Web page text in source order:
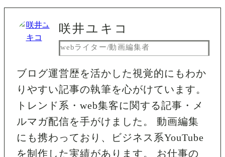
咲井ユキコ
webライター/動画編集者
ブログ運営歴を活かした視覚的にもわか
りやすい記事の執筆を心がけています。
トレンド系・web集客に関する記事・メ
ルマガ配信を手がけました。 動画編集
にも携わっており、ビジネス系YouTube
を制作した実績があります。 お仕事の